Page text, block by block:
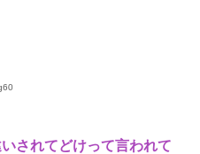
されてどけって言われて